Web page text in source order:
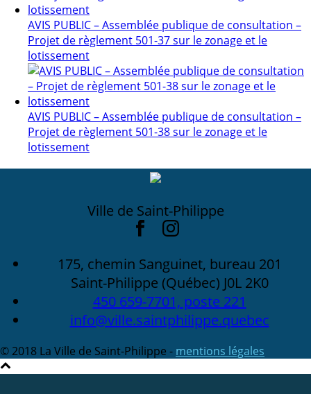
AVIS PUBLIC – Assemblée publique de consultation –
Projet de règlement 501-37 sur le zonage et le
lotissement
AVIS PUBLIC – Assemblée publique de consultation –
Projet de règlement 501-38 sur le zonage et le
lotissement
Ville de Saint-Philippe
175, chemin Sanguinet, bureau 201
Saint-Philippe (Québec) J0L 2K0
450 659-7701, poste 221
info@ville.saintphilippe.quebec
© 2018 La Ville de Saint-Philippe - mentions légales